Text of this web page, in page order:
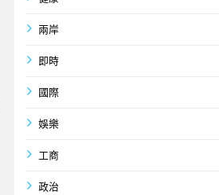
兩岸
即時
國際
娛樂
工商
政治